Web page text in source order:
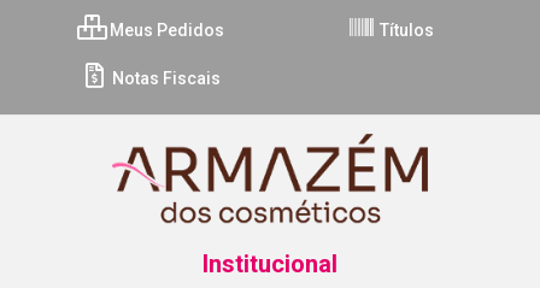
Meus Pedidos Títulos
Notas Fiscais
Institucional